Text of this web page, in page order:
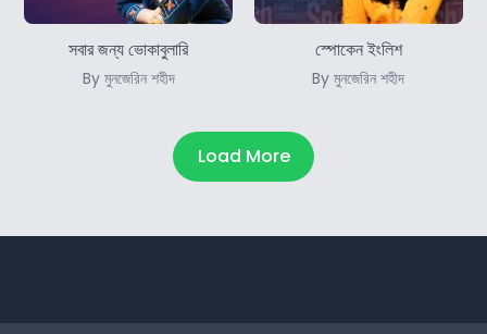
সবার জন্য ভোকাবুলারি
By মুনজেরিন শহীদ
স্পোকেন ইংলিশ
By মুনজেরিন শহীদ
Load More